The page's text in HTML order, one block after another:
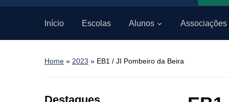
Início Escolas Alunos Associações
Home » 2023 » EB1 / JI Pombeiro da Beira